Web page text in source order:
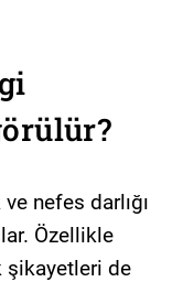
nefes darlığı
Özellikle
şikayetleri de